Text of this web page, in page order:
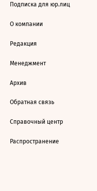
Подписка для юр.лиц
О компании
Редакция
Менеджмент
Архив
Обратная связь
Справочный центр
Распространение